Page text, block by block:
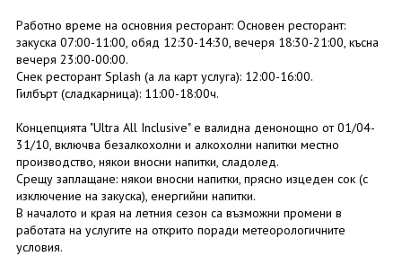
Работно време на основния ресторант: Основен ресторант:
закуска 07:00-11:00, обяд 12:30-14:30, вечеря 18:30-21:00, късна
вечеря 23:00-00:00.
Снек ресторант Splash (а ла карт услуга): 12:00-16:00.
Гилбърт (сладкарница): 11:00-18:00ч.
Концепцията "Ultra All Inclusive" е валидна денонощно от 01/04-
31/10, включва безалкохолни и алкохолни напитки местно
производство, някои вносни напитки, сладолед.
Срещу заплащане: някои вносни напитки, прясно изцеден сок (с
изключение на закуска), енергийни напитки.
В началото и края на летния сезон са възможни промени в
работата на услугите на открито поради метеорологичните
условия.